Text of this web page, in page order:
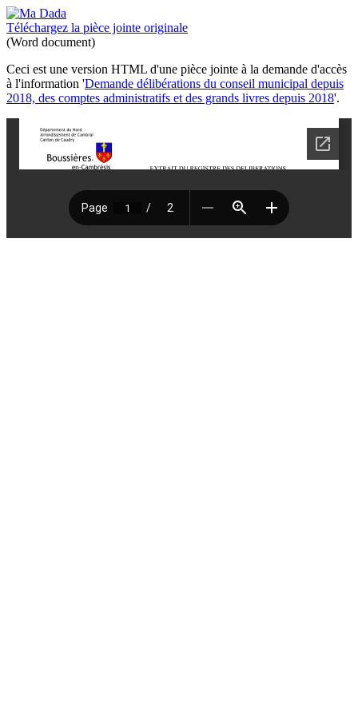
Téléchargez la pièce jointe originale
(Word document)
Ceci est une version HTML d'une pièce jointe à la demande d'accès
à l'information 'Demande délibérations du conseil municipal depuis
2018, des comptes administratifs et des grands livres depuis 2018'.